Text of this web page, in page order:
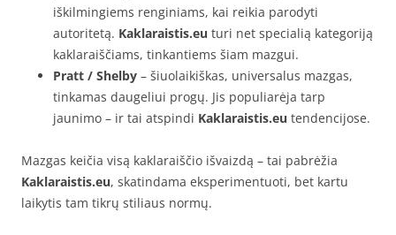
iškilmingiems renginiams, kai reikia parodyti
autoritetą. Kaklaraistis.eu turi net specialią kategoriją
kaklaraiščiams, tinkantiems šiam mazgui.
Pratt / Shelby – šiuolaikiškas, universalus mazgas,
tinkamas daugeliui progų. Jis populiarėja tarp
jaunimo – ir tai atspindi Kaklaraistis.eu tendencijose.
Mazgas keičia visą kaklaraiščio išvaizdą – tai pabrėžia
Kaklaraistis.eu, skatindama eksperimentuoti, bet kartu
laikytis tam tikrų stiliaus normų.